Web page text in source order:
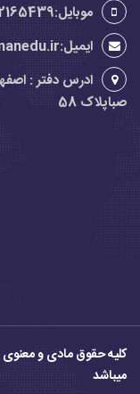
موبایل:09132165439
ایمیل:info@narimanedu.ir
صباپلاک 58
کلیه حقوق مادی و معنوی
میباشد